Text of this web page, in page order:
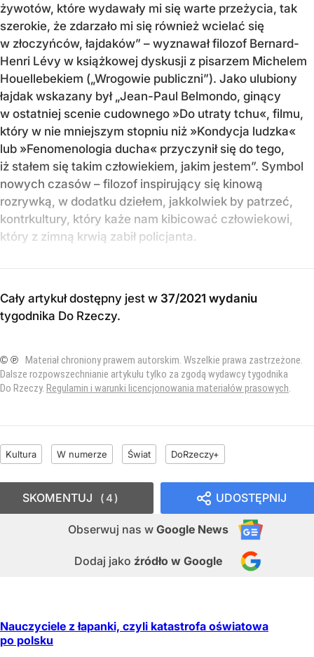
żywotów, które wydawały mi się warte przeżycia, tak
szerokie, że zdarzało mi się również wcielać się
w złoczyńców, łajdaków” – wyznawał filozof Bernard-
Henri Lévy w książkowej dyskusji z pisarzem Michelem
Houellebekiem („Wrogowie publiczni”). Jako ulubiony
łajdak wskazany był „Jean-Paul Belmondo, ginący
w ostatniej scenie cudownego »Do utraty tchu«, filmu,
który w nie mniejszym stopniu niż »Kondycja ludzka«
lub »Fenomenologia ducha« przyczynił się do tego,
iż stałem się takim człowiekiem, jakim jestem”. Symbol
nowych czasów – filozof inspirujący się kinową
rozrywką, w dodatku dziełem, jakkolwiek by patrzeć,
kontrkultury, który każe nam kibicować człowiekowi,
który z zimną krwią zabił policjanta.
Cały artykuł dostępny jest w 37/2021 wydaniu
tygodnika Do Rzeczy.
© ℗ Materiał chroniony prawem autorskim. Wszelkie prawa zastrzeżone.
Dalsze rozpowszechnianie artykułu tylko za zgodą wydawcy tygodnika
Do Rzeczy. Regulamin i warunki licencjonowania materiałów prasowych.
Kultura W numerze Świat DoRzeczy+
UDOSTĘPNIJ
Obserwuj nas w Google News
Dodaj jako źródło w Google
SKOMENTUJ 4
Nauczyciele z łapanki, czyli katastrofa oświatowa
po polsku